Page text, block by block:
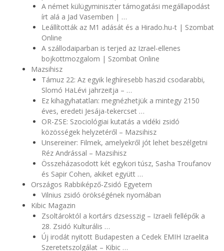
A német külügyminiszter támogatási megállapodást
írt alá a Jad Vasemben | …
Leállították az M1 adását és a Hirado.hu-t | Szombat
Online
A szállodaiparban is terjed az Izrael-ellenes
bojkottmozgalom | Szombat Online
Mazsihisz
Támuz 22: Az egyik leghíresebb haszid csodarabbi,
Slomó HaLévi jahrzeitja – …
Ez kihagyhatatlan: megnézhetjük a mintegy 2150
éves, eredeti Jesája-tekercset …
OR-ZSE: Szociológiai kutatás a vidéki zsidó
közösségek helyzetéről – Mazsihisz
Unsereiner: Filmek, amelyekről jót lehet beszélgetni
Réz Andrással – Mazsihisz
Összeházasodott két egykori túsz, Sasha Troufanov
és Sapir Cohen, akiket együtt …
Országos Rabbiképző-Zsidó Egyetem
Vilnius zsidó örökségének nyomában
Kibic Magazin
Zsoltároktól a kortárs dzsesszig – Izraeli fellépők a
28. Zsidó Kulturális …
Új irodát nyitott Budapesten a Cedek EMIH Izraelita
Szeretetszolgálat – Kibic …